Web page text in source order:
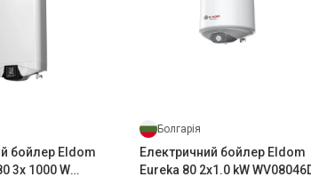
бойлер Eldom
3x 1000 W
Болгарія
Електричний бойлер Eldom
Eureka 80 2x1.0 kW